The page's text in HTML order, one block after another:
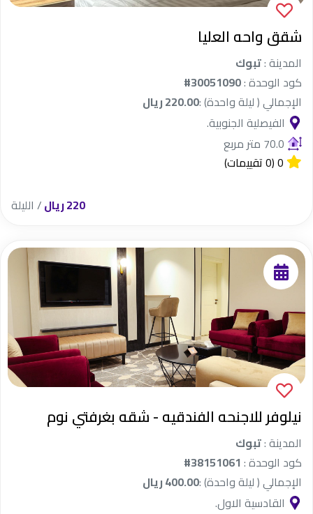
شقق واحه العليا
المدينة :تبوك
كود الوحدة :#30051090
الإجمالي ( ليلة واحدة) :220.00 ريال
الفيصلية الجنوبية.
70.0 متر مربع
0(0 تقييمات)
220 ريال / الليلة
نيلوفر للاجنحه الفندقيه - شقه بغرفتي نوم
المدينة :تبوك
كود الوحدة :#38151061
الإجمالي ( ليلة واحدة) :400.00 ريال
القادسية الاول.